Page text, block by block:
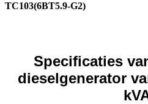
TC103(6BT5.9-G2)
Specificaties
dieselgenerator